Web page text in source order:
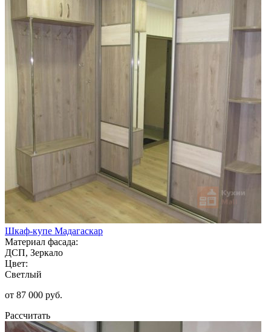
Шкаф-купе Мадагаскар
Материал фасада:
ДСП, Зеркало
Цвет:
Светлый
от 87 000 руб.
Рассчитать